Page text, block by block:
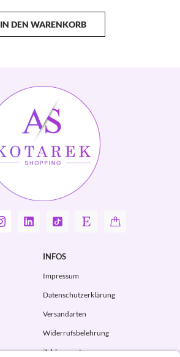
IN DEN WARENKORB
INFOS
Impressum
Datenschutzerklärung
Versandarten
Widerrufsbelehrung
Zahlungsarten